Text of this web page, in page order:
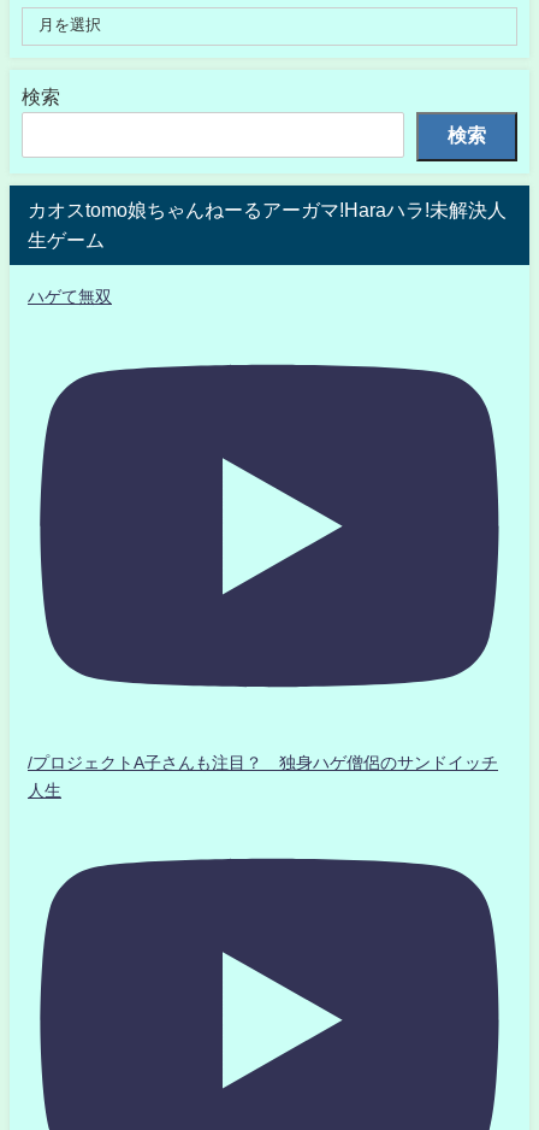
検索
検索
カオスtomo娘ちゃんねーるアーガマ!Haraハラ!未解決人
生ゲーム
ハゲて無双
/プロジェクトA子さんも注目？ 独身ハゲ僧侶のサンドイッチ
人生